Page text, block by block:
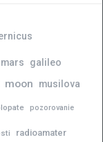
galileo
moon musilova
pozorovanie
radioamater